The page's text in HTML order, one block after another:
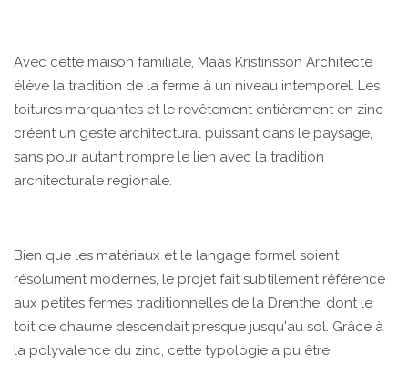
Avec cette maison familiale, Maas Kristinsson Architecte
élève la tradition de la ferme à un niveau intemporel. Les
toitures marquantes et le revêtement entièrement en zinc
créent un geste architectural puissant dans le paysage,
sans pour autant rompre le lien avec la tradition
architecturale régionale.
Bien que les matériaux et le langage formel soient
résolument modernes, le projet fait subtilement référence
aux petites fermes traditionnelles de la Drenthe, dont le
toit de chaume descendait presque jusqu'au sol. Grâce à
la polyvalence du zinc, cette typologie a pu être